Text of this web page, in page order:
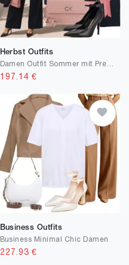
Herbst Outfits
197.14 €
Business Outfits
Business Minimal Chic Damen
227.93 €